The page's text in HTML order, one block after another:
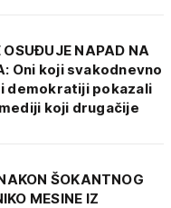
NAPAD NA
Oni koji svakodnevno
demokratiji pokazali
koji drugačije
ŠOKANTNOG
MESINE IZ